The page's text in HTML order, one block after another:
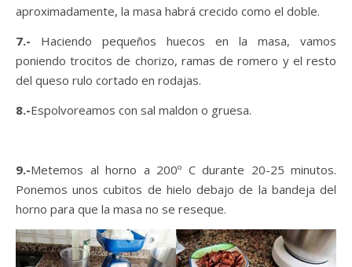
aproximadamente, la masa habrá crecido como el doble.
7.- Haciendo pequeños huecos en la masa, vamos
poniendo trocitos de chorizo, ramas de romero y el resto
del queso rulo cortado en rodajas.
8.-Espolvoreamos con sal maldon o gruesa.
9.-Metemos al horno a 200º C durante 20-25 minutos.
Ponemos unos cubitos de hielo debajo de la bandeja del
horno para que la masa no se reseque.